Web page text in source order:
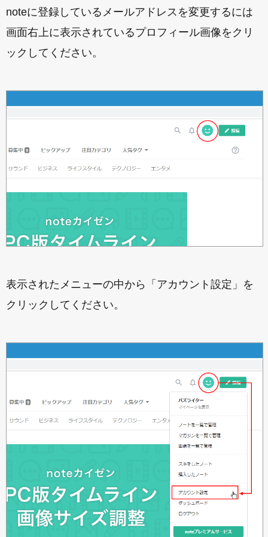
noteに登録しているメールアドレスを変更するには
画面右上に表示されているプロフィール画像をクリ
ックしてください。
表示されたメニューの中から「アカウント設定」を
クリックしてください。